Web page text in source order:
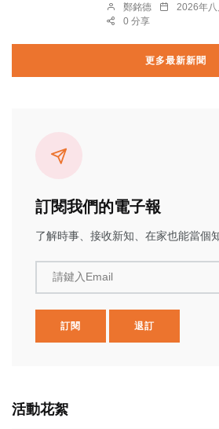
鄭銘德 2026年八
0 分享
更多最新新聞
訂閱我們的電子報
了解時事、接收新知、在家也能當個
請鍵入Email
訂閱 退訂
活動花絮